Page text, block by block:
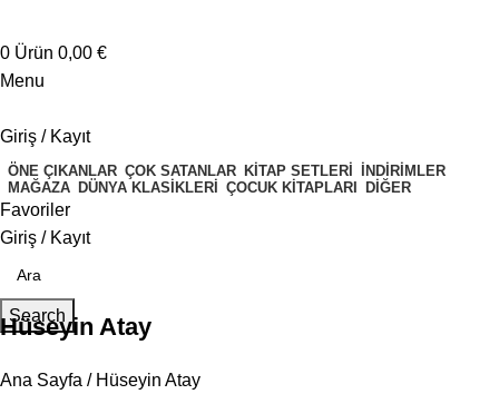
0 Ürün 0,00 €
Menu
Giriş / Kayıt
ÖNE ÇIKANLAR ÇOK SATANLAR KITAP SETLERI İNDIRIMLER
MAĞAZA DÜNYA KLASIKLERI ÇOCUK KITAPLARI DIĞER
Favoriler
Giriş / Kayıt
Search
Hüseyin Atay
Ana Sayfa Hüseyin Atay